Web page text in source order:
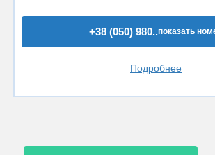
+38 (050) 980..показать
Подробнее